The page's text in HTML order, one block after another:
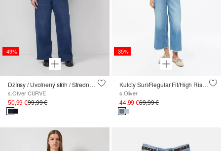
-49%
Džínsy / Uvoľnený strih / Stredná výška / Široké nohavice
s.Oliver CURVE
50,99 €99,99 €
-35%
Kuloty Suri/Regular Fit/High Rise/Wide Leg
s.Oliver
44,99 €69,99 €